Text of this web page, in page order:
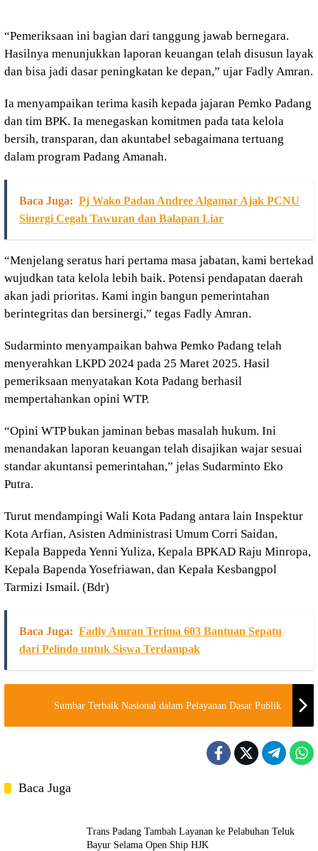
“Pemeriksaan ini bagian dari tanggung jawab bernegara.
Hasilnya menunjukkan laporan keuangan telah disusun layak
dan bisa jadi dasar peningkatan ke depan,” ujar Fadly Amran.
Ia menyampaikan terima kasih kepada jajaran Pemko Padang
dan tim BPK. Ia menegaskan komitmen pada tata kelola
bersih, transparan, dan akuntabel sebagaimana tertuang
dalam program Padang Amanah.
Baca Juga: Pj Wako Padan Andree Algamar Ajak PCNU
Sinergi Cegah Tawuran dan Balapan Liar
“Menjelang seratus hari pertama masa jabatan, kami bertekad
wujudkan tata kelola lebih baik. Potensi pendapatan daerah
akan jadi prioritas. Kami ingin bangun pemerintahan
berintegritas dan bersinergi,” tegas Fadly Amran.
Sudarminto menyampaikan bahwa Pemko Padang telah
menyerahkan LKPD 2024 pada 25 Maret 2025. Hasil
pemeriksaan menyatakan Kota Padang berhasil
mempertahankan opini WTP.
“Opini WTP bukan jaminan bebas masalah hukum. Ini
menandakan laporan keuangan telah disajikan wajar sesuai
standar akuntansi pemerintahan,” jelas Sudarminto Eko
Putra.
Turut mendampingi Wali Kota Padang antara lain Inspektur
Kota Arfian, Asisten Administrasi Umum Corri Saidan,
Kepala Bappeda Yenni Yuliza, Kepala BPKAD Raju Minropa,
Kepala Bapenda Yosefriawan, dan Kepala Kesbangpol
Tarmizi Ismail. (Bdr)
Baca Juga: Fadly Amran Terima 603 Bantuan Sepatu
dari Pelindo untuk Siswa Terdampak
Sumbar Terbaik Nasional dalam Pelayanan Dasar Publik
Baca Juga
Trans Padang Tambah Layanan ke Pelabuhan Teluk
Bayur Selama Open Ship HJK